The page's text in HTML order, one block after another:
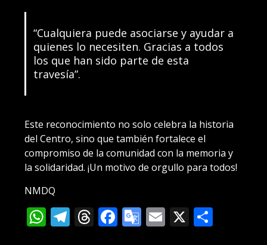
“Cualquiera puede asociarse y ayudar a
quienes lo necesiten. Gracias a todos
los que han sido parte de esta
travesía”.
Este reconocimiento no solo celebra la historia
del Centro, sino que también fortalece el
compromiso de la comunidad con la memoria y
la solidaridad. ¡Un motivo de orgullo para todos!
NMDQ
WhatsApp
Telegram
Threads
Facebook
Google
Email
X